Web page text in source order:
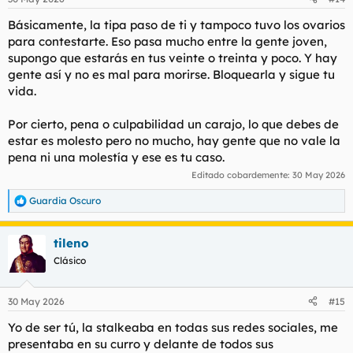
No entiendo lo que ha pasado. Tengo una mezcla de
culpabilidad, confusión, pena y un mal estar raro por todo esto.
No tengo ganas de estar con nadie, solo con mis gatos. Ojalá
empiece ya la tercera guerra mundial y bombardeen todo.
e
:
Básicamente, la tipa paso de ti y tampoco tuvo los ovarios
para contestarte. Eso pasa mucho entre la gente joven,
supongo que estarás en tus veinte o treinta y poco. Y hay
gente así y no es mal para morirse. Bloquearla y sigue tu
vida.
Por cierto, pena o culpabilidad un carajo, lo que debes de
estar es molesto pero no mucho, hay gente que no vale la
pena ni una molestía y ese es tu caso.
Editado cobardemente: 30 May 2026
R
e
a
c
i
e
:
Guardia Oscuro
tileno
Clásico
30 May 2026 #15
Yo de ser tú, la stalkeaba en todas sus redes sociales, me
presentaba en su curro y delante de todos sus